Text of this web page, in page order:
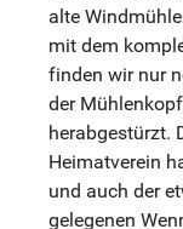
alte
mit dem
finden wir nur
der
herabgestürzt.
Heimatverein
und auch der
gelegenen